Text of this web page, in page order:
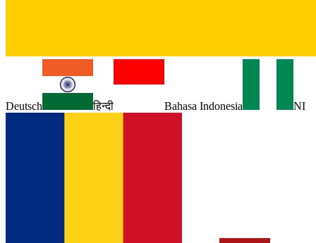
Deutsch हिन्दी Bahasa Indonesia NI